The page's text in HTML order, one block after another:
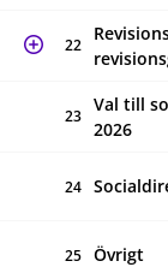
22
23
Val till
2026
24
25 Övrigt